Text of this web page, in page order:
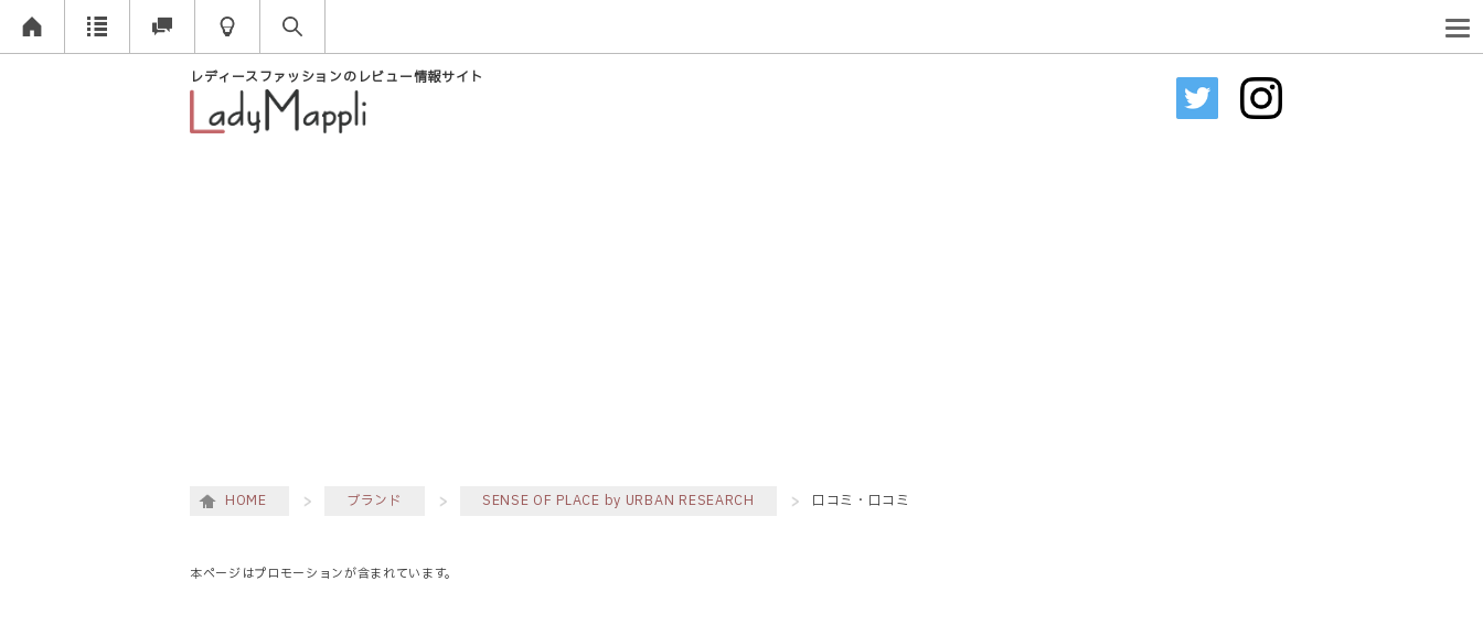
レディースファッションのレビュー情報サイト
HOME ブランド SENSE OF PLACE by URBAN RESEARCH 口コミ・口コミ
本ページはプロモーションが含まれています。